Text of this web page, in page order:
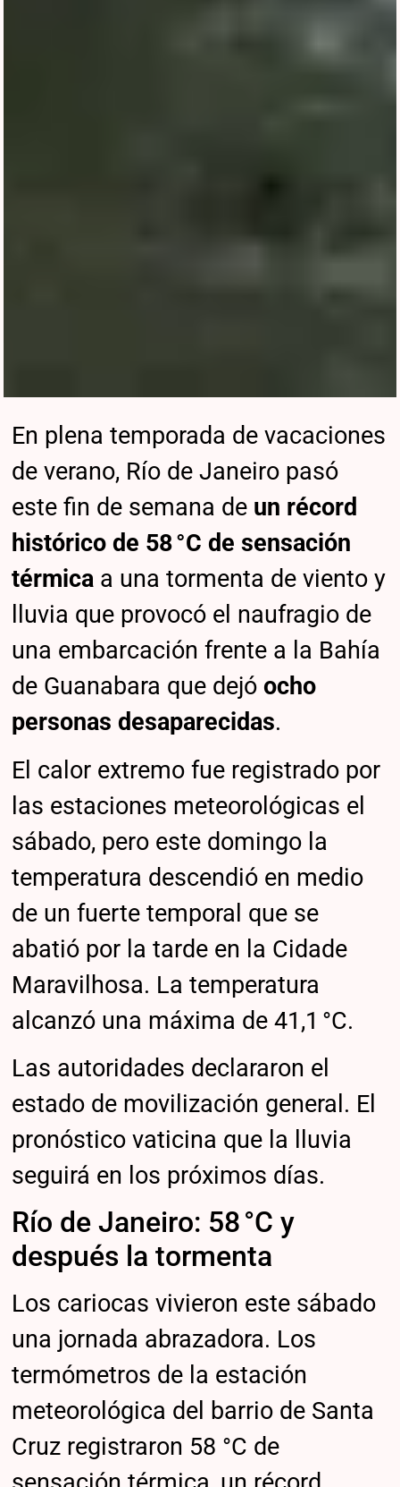
En plena temporada de vacaciones
de verano, Río de Janeiro pasó
este fin de semana de un récord
histórico de 58 °C de sensación
térmica a una tormenta de viento y
lluvia que provocó el naufragio de
una embarcación frente a la Bahía
de Guanabara que dejóocho
personas desaparecidas.
El calor extremo fue registrado por
las estaciones meteorológicas el
sábado, pero este domingo la
temperatura descendió en medio
de un fuerte temporal que se
abatió por la tarde en la Cidade
Maravilhosa. La temperatura
alcanzó una máxima de 41,1 °C.
Las autoridades declararon el
estado de movilización general. El
pronóstico vaticina que la lluvia
seguirá en los próximos días.
Río de Janeiro: 58 °C y
después la tormenta
Los cariocas vivieron este sábado
una jornada abrazadora. Los
termómetros de la estación
meteorológica del barrio de Santa
Cruz registraron 58 °C de